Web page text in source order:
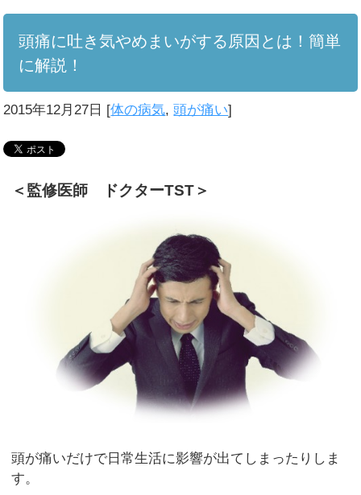
頭痛に吐き気やめまいがする原因とは！簡単
に解説！
2015年12月27日 [体の病気,頭が痛い]
＜監修医師 ドクターTST＞
頭が痛いだけで日常生活に影響が出てしまったりしま
す。